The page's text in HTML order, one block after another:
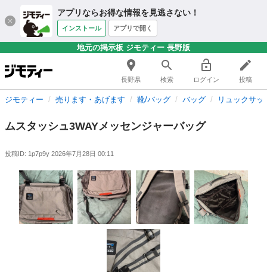
アプリならお得な情報を見逃さない！
インストール アプリで開く
地元の掲示板 ジモティー 長野版
長野県 検索 ログイン 投稿
ジモティー 売ります・あげます 靴/バッグ バッグ リュックサッ
ムスタッシュ3WAYメッセンジャーバッグ
投稿ID: 1p7p9y 2026年7月28日 00:11